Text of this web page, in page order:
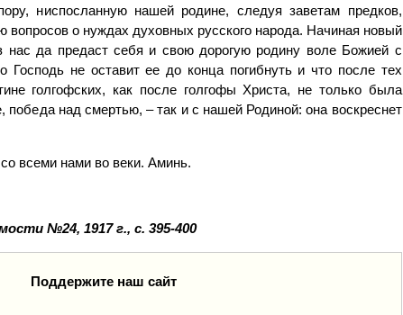
ниспосланную нашей родине, следуя заветам предков,
вопросов о нуждах духовных русского народа. Начиная новый
нас да предаст себя и свою дорогую родину воле Божией с
Господь не оставит ее до конца погибнуть и что после тех
голгофских, как после голгофы Христа, не только была
победа над смертью, – так и с нашей Родиной: она воскреснет
всеми нами во веки. Аминь.
№24, 1917 г., с. 395-400
Поддержите наш сайт